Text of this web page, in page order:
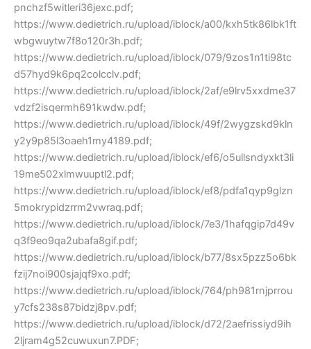
pnchzf5witleri36jexc.pdf;
https://www.dedietrich.ru/upload/iblock/a00/kxh5tk86lbk1ft
wbgwuytw7f8o120r3h.pdf;
https://www.dedietrich.ru/upload/iblock/079/9zos1n1ti98tc
d57hyd9k6pq2colcclv.pdf;
https://www.dedietrich.ru/upload/iblock/2af/e9lrv5xxdme37
vdzf2isqermh691kwdw.pdf;
https://www.dedietrich.ru/upload/iblock/49f/2wygzskd9kln
y2y9p85l3oaeh1my4189.pdf;
https://www.dedietrich.ru/upload/iblock/ef6/o5ullsndyxkt3li
19me502xlmwuuptl2.pdf;
https://www.dedietrich.ru/upload/iblock/ef8/pdfa1qyp9glzn
5mokrypidzrrm2vwraq.pdf;
https://www.dedietrich.ru/upload/iblock/7e3/1hafqgip7d49v
q3f9eo9qa2ubafa8gif.pdf;
https://www.dedietrich.ru/upload/iblock/b77/8sx5pzz5o6bk
fzij7noi900sjajqf9xo.pdf;
https://www.dedietrich.ru/upload/iblock/764/ph981rnjprrou
y7cfs238s87bidzj8pv.pdf;
https://www.dedietrich.ru/upload/iblock/d72/2aefrissiyd9ih
2ljram4g52cuwuxun7.PDF;